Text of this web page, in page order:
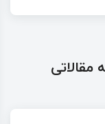
مقالاتی